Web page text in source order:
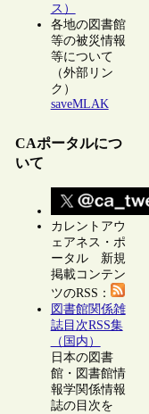
ス）
各地の図書館
等の被災情報
等について
（外部リン
ク）
saveMLAK
CAポータルにつ
いて
カレントアウ
ェアネス・ポ
ータル 新規
掲載コンテン
ツのRSS：
図書館関係雑
誌目次RSS集
（国内）
日本の図書
館・図書館情
報学関係情報
誌の目次を